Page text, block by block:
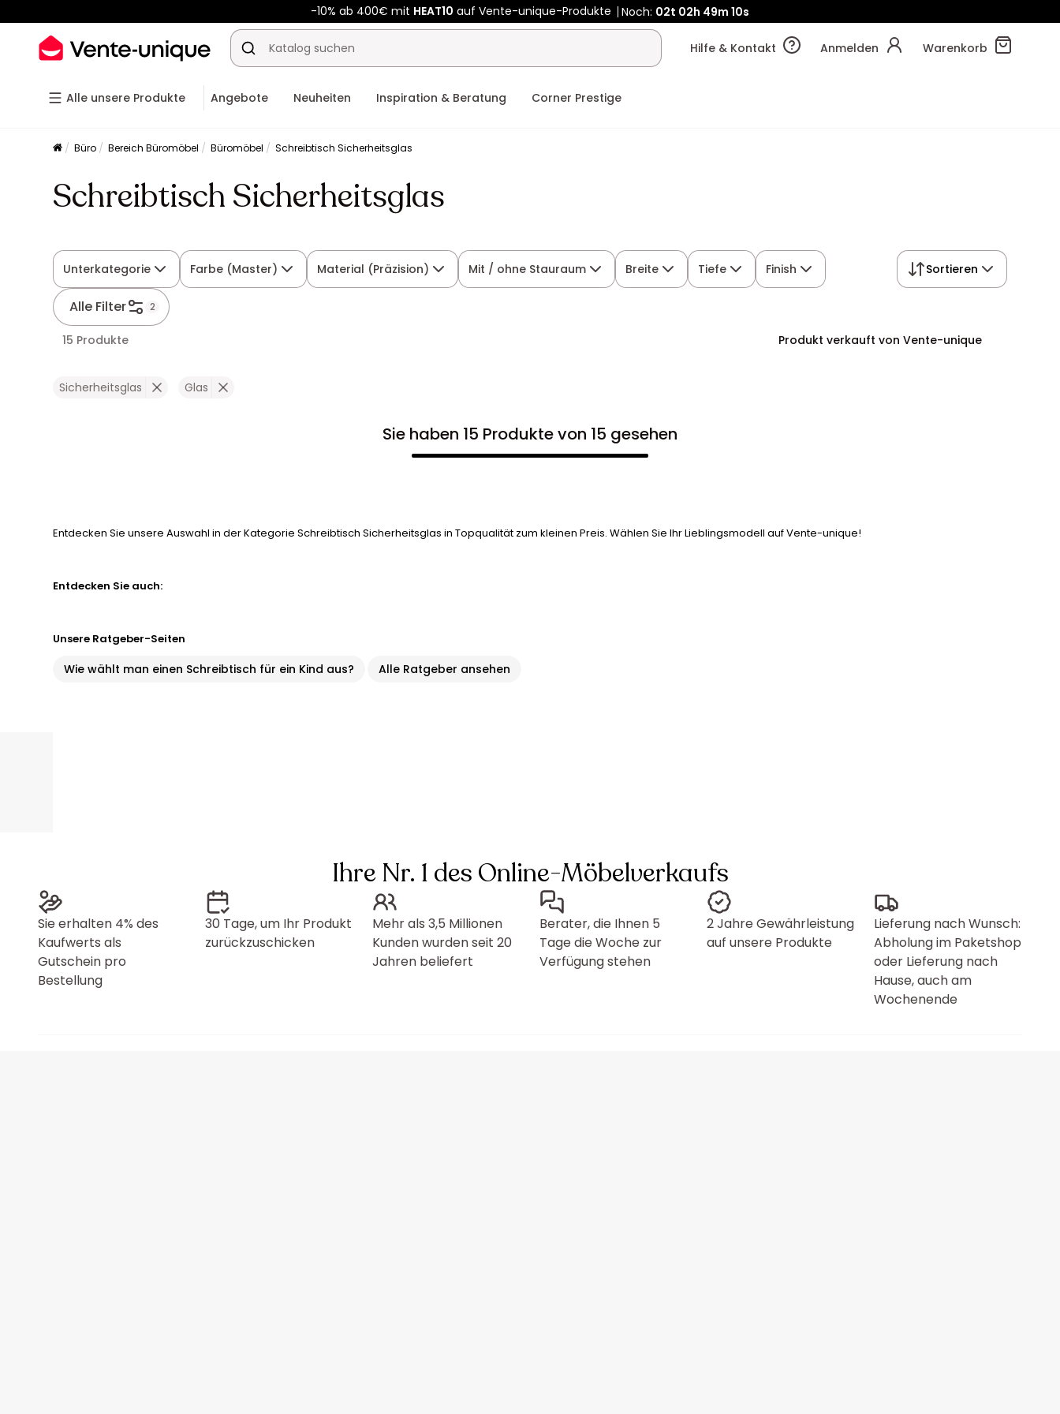
Kauf-unique wird zu Vente-unique - Gleicher Shop, neuer Name!
-10% ab 400€ mitHEAT10auf Vente-unique-Produkte Noch:02t
Hilfe & Kontakt
Anmelden Warenkorb
Alle unsere Produkte Angebote Neuheiten Inspiration & Beratung Corner Prestige
Büro Bereich Büromöbel Büromöbel Schreibtisch Sicherheitsglas
Schreibtisch Sicherheitsglas
Unterkategorie Farbe (Master) Material (Präzision) Mit / ohne Stauraum Breite Tiefe Finish
Alle Filter 2
Sortieren
15 Produkte Produkt verkauft von Vente-unique
Sicherheitsglas Glas
Sie haben 15 Produkte von 15 gesehen
Entdecken Sie unsere Auswahl in der Kategorie Schreibtisch Sicherheitsglas in Topqualität zum kleinen Preis. Wählen Sie Ihr Lieblingsmodell auf Vente-unique!
Entdecken Sie auch:
Unsere Ratgeber-Seiten
Wie wählt man einen Schreibtisch für ein Kind aus? Alle Ratgeber ansehen
Ihre Nr. 1 des Online-Möbelverkaufs
Sie erhalten 4% des
Kaufwerts als
Gutschein pro
Bestellung
30 Tage, um Ihr Produkt
zurückzuschicken
Mehr als 3,5 Millionen
Kunden wurden seit 20
Jahren beliefert
Berater, die Ihnen 5
Tage die Woche zur
Verfügung stehen
2 Jahre Gewährleistung
auf unsere Produkte
Lieferung nach Wunsch:
Abholung im Paketshop
oder Lieferung nach
Hause, auch am
Wochenende